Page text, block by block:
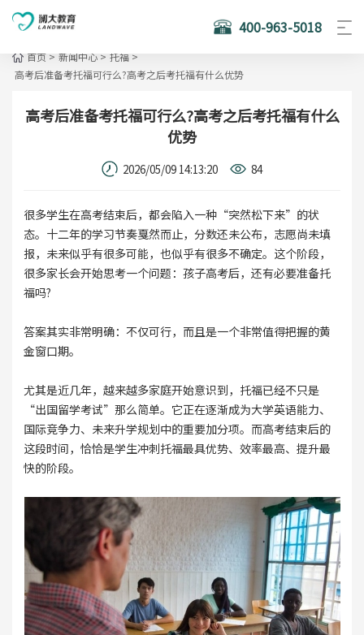
400-963-5018
首页 > 新闻中心 > 托福 >
高考后准备考托福可行么?高考之后考托福有什么优势
高考后准备考托福可行么?高考之后考托福有什么
优势
2026/05/09 14:13:20 84
很多学生在高考结束后，都会陷入一种“突然松下来”的状
态。十二年的学习节奏戛然而止，分数还未公布，志愿尚未填
报，未来似乎有很多可能，也似乎有很多不确定。这个阶段，
很多家长会开始思考一个问题：孩子高考后，还有必要准备托
福吗?
答案其实非常明确：不仅可行，而且是一个非常值得把握的黄
金窗口期。
尤其是近几年，越来越多家庭开始意识到，托福已经不只是
“出国留学考试”那么简单。它正在逐渐成为大学英语能力、
国际竞争力、未来升学规划中的重要加分项。而高考结束后的
这段时间，恰恰是学生冲刺托福最具优势、效率最高、提升最
快的阶段。